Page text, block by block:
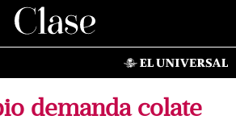
demanda colate